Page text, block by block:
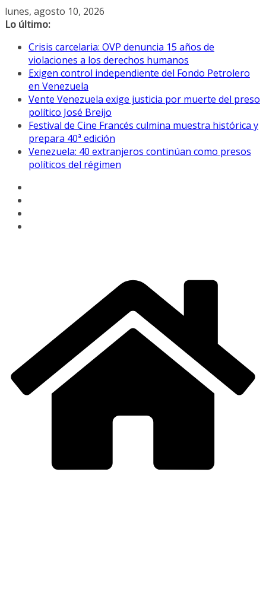
Saltar
al
lunes, agosto 10, 2026
Lo último:
Crisis carcelaria: OVP denuncia 15 años de
violaciones a los derechos humanos
Exigen control independiente del Fondo Petrolero
en Venezuela
Vente Venezuela exige justicia por muerte del preso
político José Breijo
Festival de Cine Francés culmina muestra histórica y
prepara 40ª edición
Venezuela: 40 extranjeros continúan como presos
políticos del régimen